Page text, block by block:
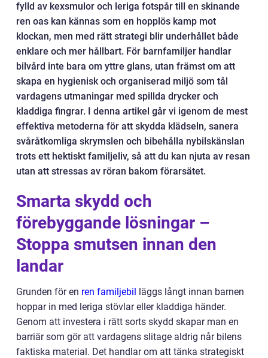
fylld av kexsmulor och leriga fotspår till en skinande
ren oas kan kännas som en hopplös kamp mot
klockan, men med rätt strategi blir underhållet både
enklare och mer hållbart. För barnfamiljer handlar
bilvård inte bara om yttre glans, utan främst om att
skapa en hygienisk och organiserad miljö som tål
vardagens utmaningar med spillda drycker och
kladdiga fingrar. I denna artikel går vi igenom de mest
effektiva metoderna för att skydda klädseln, sanera
svåråtkomliga skrymslen och bibehålla nybilskänslan
trots ett hektiskt familjeliv, så att du kan njuta av resan
utan att stressas av röran bakom förarsätet.
Smarta skydd och
förebyggande lösningar –
Stoppa smutsen innan den
landar
Grunden för en ren familjebil läggs långt innan barnen
hoppar in med leriga stövlar eller kladdiga händer.
Genom att investera i rätt sorts skydd skapar man en
barriär som gör att vardagens slitage aldrig når bilens
faktiska material. Det handlar om att tänka strategiskt